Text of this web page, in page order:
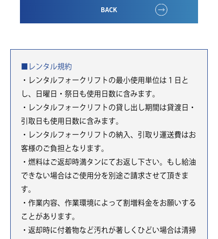
BACK
■レンタル規約
・レンタルフォークリフトの最小使用単位は１日と
し、日曜日・祭日も使用日数に含みます。
・レンタルフォークリフトの貸し出し期間は貸渡日・
引取日も使用日数に含みます。
・レンタルフォークリフトの納入、引取り運送費はお
客様のご負担となります。
・燃料はご返却時満タンにてお返し下さい。もし給油
できない場合はご使用分を別途ご請求させて頂きま
す。
・作業内容、作業環境によって割増料金をお願いする
ことがあります。
・返却時に付着物など汚れが著しくひどい場合は清掃